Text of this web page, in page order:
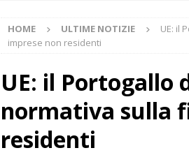
HOME ULTIME NOTIZIE
UE: il
imprese non residenti
UE: il Portogallo
normativa sulla
residenti